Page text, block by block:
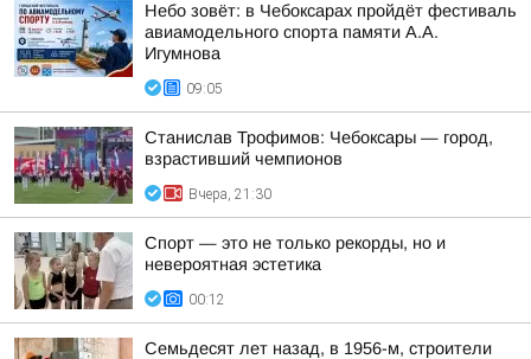
Небо зовёт: в Чебоксарах пройдёт фестиваль
авиамодельного спорта памяти А.А.
Игумнова
09:05
Станислав Трофимов: Чебоксары — город,
взрастивший чемпионов
Вчера, 21:30
Спорт — это не только рекорды, но и
невероятная эстетика
00:12
Семьдесят лет назад, в 1956-м, строители